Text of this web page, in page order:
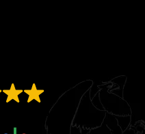
21 avaliações